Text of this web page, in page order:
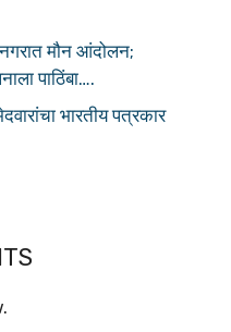
मौन आंदोलन;
पाठिंबा….
भारतीय पत्रकार